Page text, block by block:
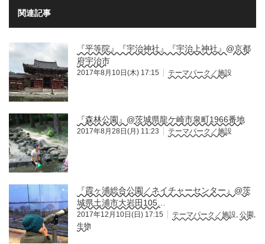
関連記事
『平等院』『宇治神社』『宇治上神社』@京都
府宇治市
2017年8月10日(木) 17:15 テーマパーク／施設
『森林公園』@茨城県龍ケ崎市泉町1966番地
2017年8月28日(月) 11:23 テーマパーク／施設
『霞ヶ浦総合公園／ネイチャーセンター』@茨
城県土浦市大岩田105…
2017年12月10日(日) 17:15 テーマパーク／施設, 公園 ,
生物